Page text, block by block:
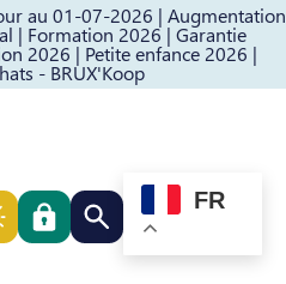
au 01-07-2026 | Augmentation
| Formation 2026 | Garantie
2026 | Petite enfance 2026 |
- BRUX'Koop
au pied de page
Rechercher quelque
FR